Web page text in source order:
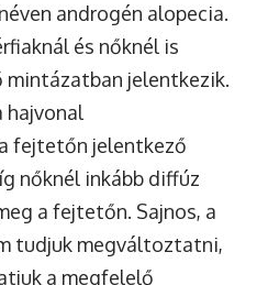
androgén alopecia.
és nőknél is
jelentkezik.
hajvonal
fejtetőn jelentkező
nőknél inkább diffúz
a fejtetőn. Sajnos, a
tudjuk megváltoztatni,
a megfelelő